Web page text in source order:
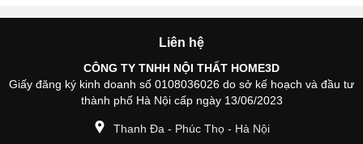
Liên hệ
CÔNG TY TNHH NỘI THẤT HOME3D
Giấy đăng ký kinh doanh số 0108036026 do sở kế hoạch và đầu tư
thành phố Hà Nội cấp ngày 13/06/2023
Thanh Đa - Phúc Thọ - Hà Nội